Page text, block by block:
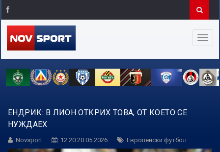
ЕНДРИК: В ЛИОН ОТКРИХ ТОВА, ОТ КОЕТО СЕ
НУЖДАЕХ
Novsport 12:20 20.05.2026 Европейски футбол